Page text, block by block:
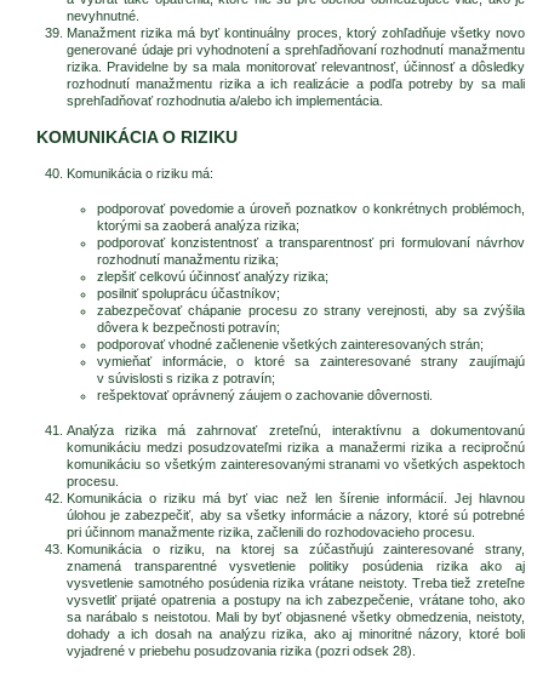
nevyhnutné.
Manažment rizika má byť kontinuálny proces, ktorý zohľadňuje všetky novo
generované údaje pri vyhodnotení a sprehľadňovaní rozhodnutí manažmentu
rizika. Pravidelne by sa mala monitorovať relevantnosť, účinnosť a dôsledky
rozhodnutí manažmentu rizika a ich realizácie a podľa potreby by sa mali
sprehľadňovať rozhodnutia a/alebo ich implementácia.
KOMUNIKÁCIA O RIZIKU
Komunikácia o riziku má:
podporovať povedomie a úroveň poznatkov o konkrétnych problémoch,
ktorými sa zaoberá analýza rizika;
podporovať konzistentnosť a transparentnosť pri formulovaní návrhov
rozhodnutí manažmentu rizika;
zlepšiť celkovú účinnosť analýzy rizika;
posilniť spoluprácu účastníkov;
zabezpečovať chápanie procesu zo strany verejnosti, aby sa zvýšila
dôvera k bezpečnosti potravín;
podporovať vhodné začlenenie všetkých zainteresovaných strán;
vymieňať informácie, o ktoré sa zainteresované strany zaujímajú
v súvislosti s rizika z potravín;
rešpektovať oprávnený záujem o zachovanie dôvernosti.
Analýza rizika má zahrnovať zreteľnú, interaktívnu a dokumentovanú
komunikáciu medzi posudzovateľmi rizika a manažermi rizika a recipročnú
komunikáciu so všetkým zainteresovanými stranami vo všetkých aspektoch
procesu.
Komunikácia o riziku má byť viac než len šírenie informácií. Jej hlavnou
úlohou je zabezpečiť, aby sa všetky informácie a názory, ktoré sú potrebné
pri účinnom manažmente rizika, začlenili do rozhodovacieho procesu.
Komunikácia o riziku, na ktorej sa zúčastňujú zainteresované strany,
znamená transparentné vysvetlenie politiky posúdenia rizika ako aj
vysvetlenie samotného posúdenia rizika vrátane neistoty. Treba tiež zreteľne
vysvetliť prijaté opatrenia a postupy na ich zabezpečenie, vrátane toho, ako
sa narábalo s neistotou. Mali by byť objasnené všetky obmedzenia, neistoty,
dohady a ich dosah na analýzu rizika, ako aj minoritné názory, ktoré boli
vyjadrené v priebehu posudzovania rizika (pozri odsek 28).